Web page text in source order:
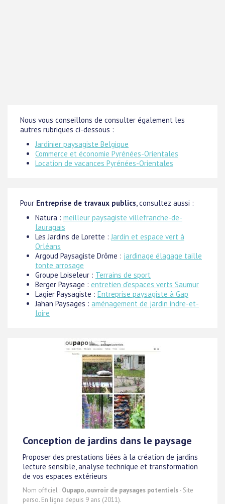
Nous vous conseillons de consulter également les
autres rubriques ci-dessous :
Jardinier paysagiste Belgique
Commerce et économie Pyrénées-Orientales
Location de vacances Pyrénées-Orientales
Pour Entreprise de travaux publics, consultez aussi :
Natura : meilleur paysagiste villefranche-de-
lauragais
Les Jardins de Lorette :Jardin et espace vert à
Orléans
Argoud Paysagiste Drôme : jardinage élagage taille
tonte arrosage
Groupe Loiseleur : Terrains de sport
Berger Paysage : entretien d'espaces verts Saumur
Lagier Paysagiste : Entreprise paysagiste à Gap
Jahan Paysages : aménagement de jardin indre-et-
loire
Conception de jardins dans le paysage
Proposer des prestations liées à la création de jardins
lecture sensible, analyse technique et transformation
de vos espaces extérieurs
Nom officiel : Oupapo, ouvroir de paysages potentiels- Site
perso. En ligne depuis 9 ans (2011).